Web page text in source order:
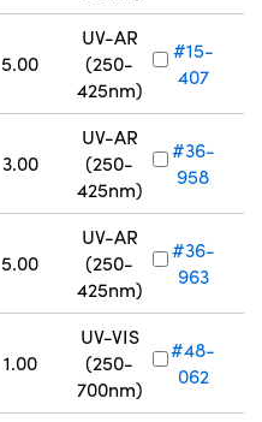
5.00
UV-AR
(250-
425nm)
#15-
407
3.00
UV-AR
(250-
425nm)
#36-
958
5.00
UV-AR
(250-
425nm)
#36-
963
1.00
UV-VIS
(250-
700nm)
#48-
062